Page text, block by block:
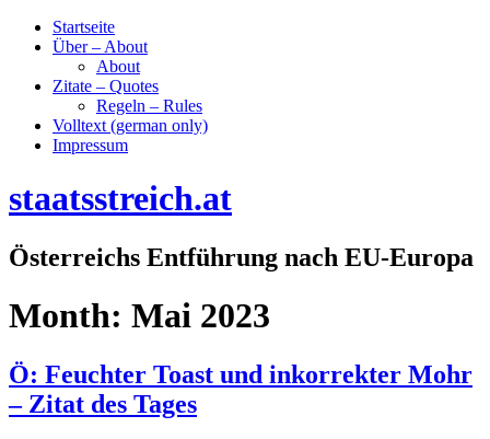
Startseite
Über – About
About
Zitate – Quotes
Regeln – Rules
Volltext (german only)
Impressum
staatsstreich.at
Österreichs Entführung nach EU-Europa
Month: Mai 2023
Ö: Feuchter Toast und inkorrekter Mohr
– Zitat des Tages